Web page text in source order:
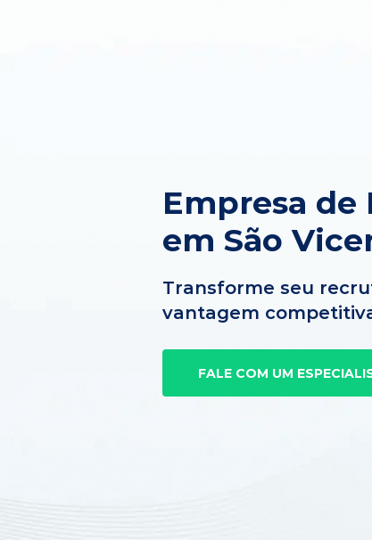
Empresa de
em São
Transforme seu
vantagem
FALE COM UM